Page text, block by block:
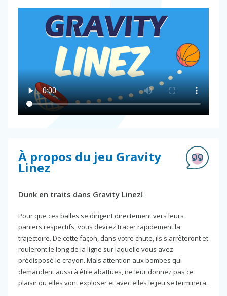
À propos du jeu Gravity
Linez
Dunk en traits dans Gravity Linez!
Pour que ces balles se dirigent directement vers leurs
paniers respectifs, vous devrez tracer rapidement la
trajectoire. De cette façon, dans votre chute, ils s'arrêteront et
rouleront le long de la ligne sur laquelle vous avez
prédisposé le crayon. Mais attention aux bombes qui
demandent aussi à être abattues, ne leur donnez pas ce
plaisir ou elles vont exploser et avec elles le jeu se terminera.